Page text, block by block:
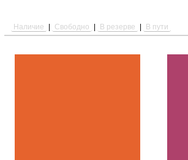
Наличие Свободно В резерве В пути